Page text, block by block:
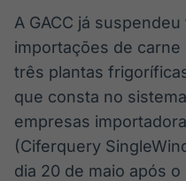
A GACC já
importações de
três plantas
que consta no
empresas
(Ciferquery
dia 20 de maio após